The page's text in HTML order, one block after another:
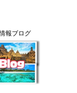
報ブログ